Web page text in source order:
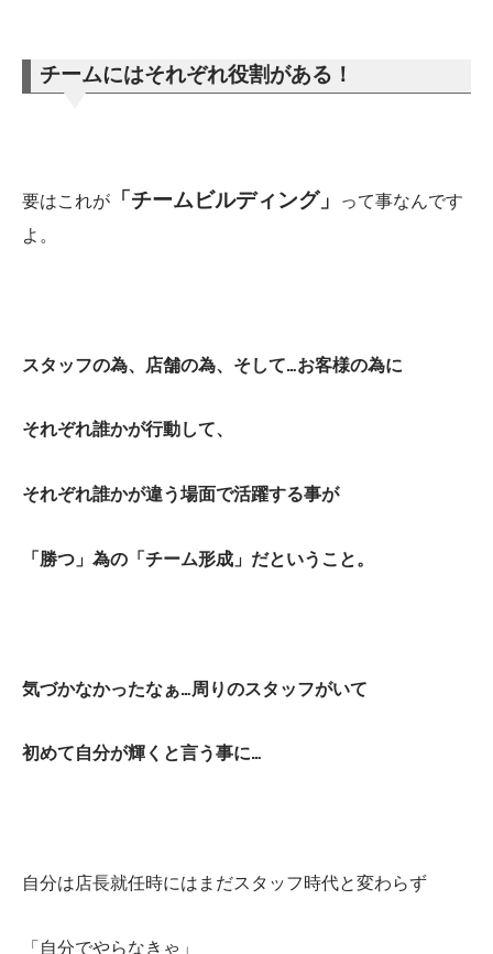
チームにはそれぞれ役割がある！
要はこれが 「チームビルディング」
って事なんです
よ。
スタッフの為、店舗の為、そして…お客様の為に
それぞれ誰かが行動して、
それぞれ誰かが違う場面で活躍する事が
「勝つ」為の「チーム形成」だということ。
気づかなかったなぁ…周りのスタッフがいて
初めて自分が輝くと言う事に…
自分は店長就任時にはまだスタッフ時代と変わらず
「自分でやらなきゃ」